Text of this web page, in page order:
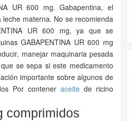
UR 600 mg. Gabapentina, el
materna. No se recomienda
UR 600 mg, ya que se
GABAPENTINA UR 600 mg
manejar maquinaria pesada
se sepa si este medicamento
importante sobre algunos de
Por contener aceitede ricino
comprimidos